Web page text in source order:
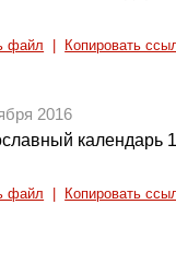
файл Копировать
2016
календарь
файл Копировать